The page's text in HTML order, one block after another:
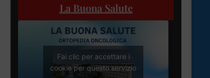
La Buona Salute
Fai clic per accettare i
cookie per questo servizio